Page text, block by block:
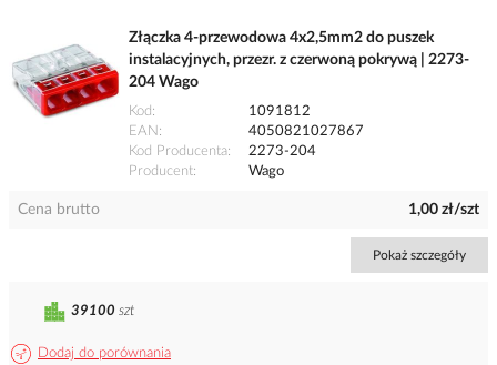
Złączka 4-przewodowa 4x2,5mm2 do puszek
instalacyjnych, przezr. z czerwoną pokrywą | 2273-
204 Wago
Kod
1091812
EAN
4050821027867
Kod Producenta
2273-204
Producent
Wago
Cena brutto 1,00 zł/szt
Pokaż szczegóły
Dodaj do porównania
39100 szt